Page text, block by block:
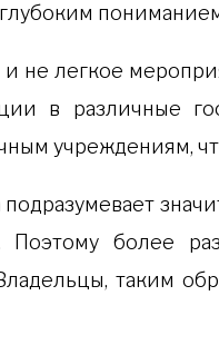
не легкое
в различные
учреждениям,
Поэтому более
таким